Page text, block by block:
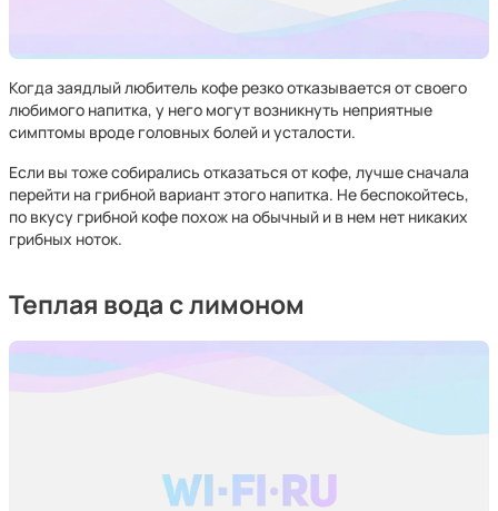
Когда заядлый любитель кофе резко отказывается от своего
любимого напитка, у него могут возникнуть неприятные
симптомы вроде головных болей и усталости.
Если вы тоже собирались отказаться от кофе, лучше сначала
перейти на грибной вариант этого напитка. Не беспокойтесь,
по вкусу грибной кофе похож на обычный и в нем нет никаких
грибных ноток.
Теплая вода с лимоном